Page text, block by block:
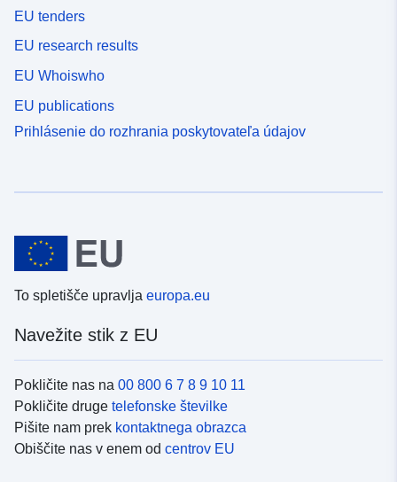
EU tenders
EU research results
EU Whoiswho
EU publications
Prihlásenie do rozhrania poskytovateľa údajov
To spletišče upravlja europa.eu
Navežite stik z EU
Pokličite nas na 00 800 6 7 8 9 10 11
Pokličite druge telefonske številke
Pišite nam prek kontaktnega obrazca
Obiščite nas v enem od centrov EU